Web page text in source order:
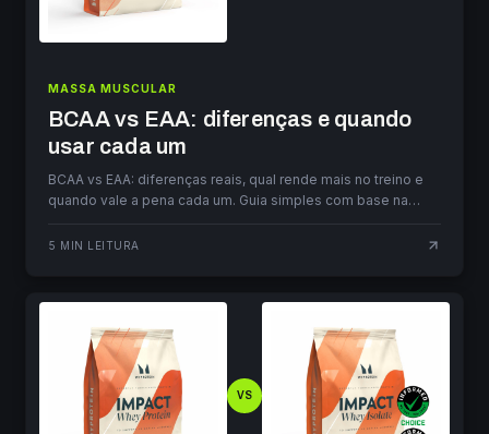
MASSA MUSCULAR
BCAA vs EAA: diferenças e quando
usar cada um
BCAA vs EAA: diferenças reais, qual rende mais no treino e
quando vale a pena cada um. Guia simples com base na
5 MIN LEITURA
VS